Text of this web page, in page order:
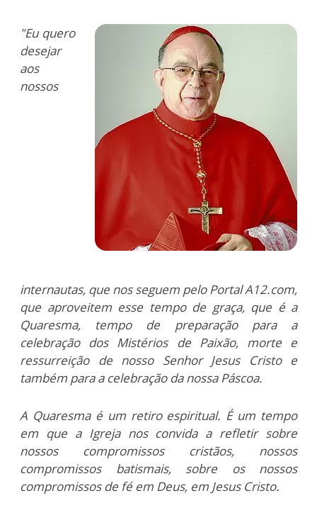
"Eu quero
desejar
aos
nossos
internautas, que nos seguem pelo Portal A12.com,
que aproveitem esse tempo de graça, que é a
Quaresma, tempo de preparação para a
celebração dos Mistérios de Paixão, morte e
ressurreição de nosso Senhor Jesus Cristo e
também para a celebração da nossa Páscoa.
A Quaresma é um retiro espiritual. É um tempo
em que a Igreja nos convida a refletir sobre
nossos compromissos cristãos, nossos
compromissos batismais, sobre os nossos
compromissos de fé em Deus, em Jesus Cristo.